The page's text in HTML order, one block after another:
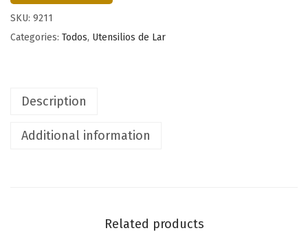
SKU: 9211
Categories: Todos, Utensilios de Lar
Description
Additional information
Related products